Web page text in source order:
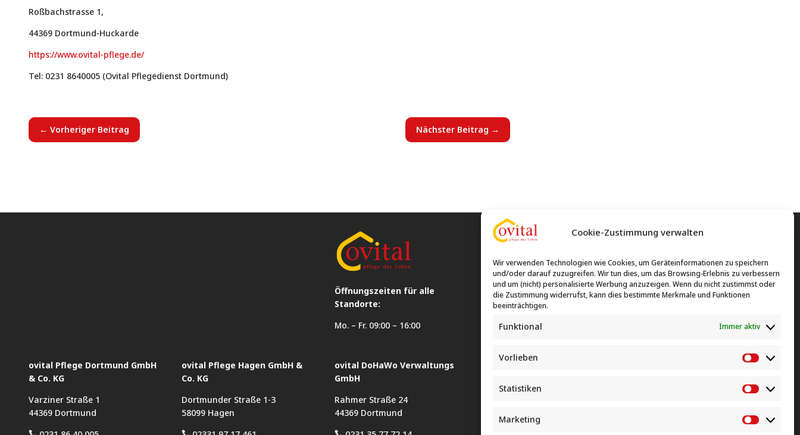
Cookie-Zustimmung verwalten
Wir verwenden Technologien wie Cookies, um Geräteinformationen zu speichern
und/oder darauf zuzugreifen. Wir tun dies, um das Browsing-Erlebnis zu verbessern
und um (nicht) personalisierte Werbung anzuzeigen. Wenn du nicht zustimmst oder
die Zustimmung widerrufst, kann dies bestimmte Merkmale und Funktionen
beeinträchtigen.
Funktional Immer aktiv
Vorlieben
Vorlieben
Statistiken
Marketing
Roßbachstrasse 1,
44369 Dortmund-Huckarde
https://www.ovital-pflege.de/
Tel: 0231 8640005 (Ovital Pflegedienst Dortmund)
← Vorheriger Beitrag Nächster Beitrag →
Öffnungszeiten für alle
Standorte:
Mo. – Fr. 09:00 – 16:00
ovital Pflege Dortmund GmbH
& Co. KG
Varziner Straße 1
44369 Dortmund
ovital Pflege Hagen GmbH &
Co. KG
Dortmunder Straße 1-3
58099 Hagen
ovital DoHaWo Verwaltungs
GmbH
Rahmer Straße 24
44369 Dortmund
ovital Wohnen GmbH & Co. KG